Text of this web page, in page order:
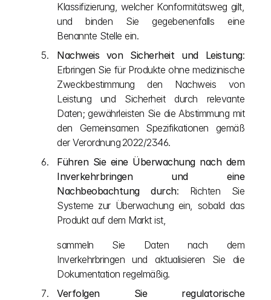
Klassifizierung, welcher Konformitätsweg gilt,
und binden Sie gegebenenfalls eine
Benannte Stelle ein.
Nachweis von Sicherheit und Leistung:
Erbringen Sie für Produkte ohne medizinische
Zweckbestimmung den Nachweis von
Leistung und Sicherheit durch relevante
Daten; gewährleisten Sie die Abstimmung mit
den Gemeinsamen Spezifikationen gemäß
der Verordnung 2022/2346.
Führen Sie eine Überwachung nach dem
Inverkehrbringen und eine
Nachbeobachtung durch: Richten Sie
Systeme zur Überwachung ein, sobald das
Produkt auf dem Markt ist,
sammeln Sie Daten nach dem
Inverkehrbringen und aktualisieren Sie die
Dokumentation regelmäßig.
Verfolgen Sie regulatorische